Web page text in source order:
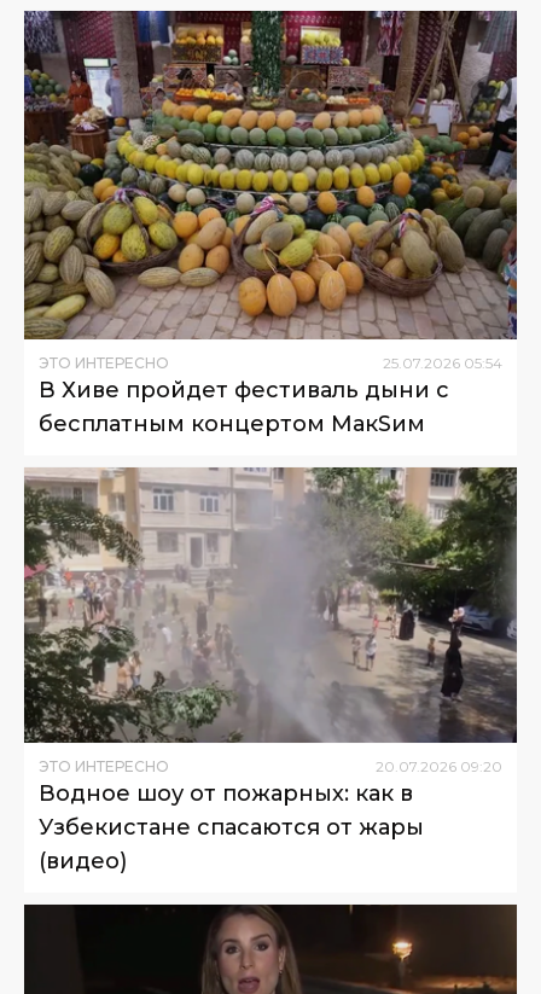
ЭТО ИНТЕРЕСНО 25.07.2026 05:54
В Хиве пройдет фестиваль дыни с
бесплатным концертом МакSим
ЭТО ИНТЕРЕСНО 20 07 2026 09:20
Водное шоу от пожарных: как в
Узбекистане спасаются от жары
(видео)